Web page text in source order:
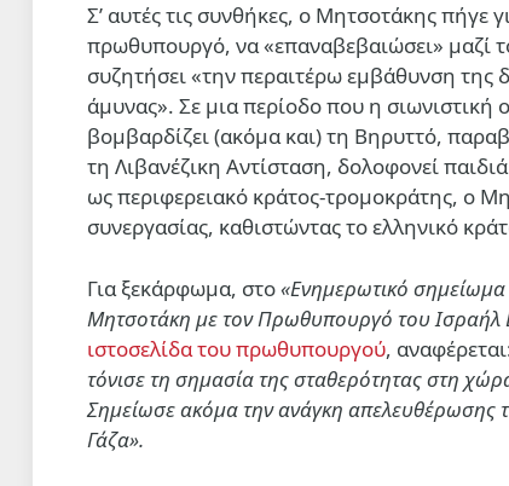
Σ’ αυτές τις συνθήκες, ο Μητσοτάκης πήγε
πρωθυπουργό, να «επαναβεβαιώσει» μαζί
συζητήσει «την περαιτέρω εμβάθυνση της
άμυνας». Σε μια περίοδο που η σιωνιστική
βομβαρδίζει (ακόμα και) τη Βηρυττό,
τη Λιβανέζικη Αντίσταση, δολοφονεί
ως περιφερειακό κράτος-τρομοκράτης, ο
συνεργασίας, καθιστώντας το ελληνικό
Για ξεκάρφωμα, στο«Ενημερωτικό
Μητσοτάκη με τον Πρωθυπουργό του
ιστοσελίδα του πρωθυπουργού,
τόνισε τη σημασία της σταθερότητας στη
Σημείωσε ακόμα την ανάγκη απελευθέρωσης
Γάζα».